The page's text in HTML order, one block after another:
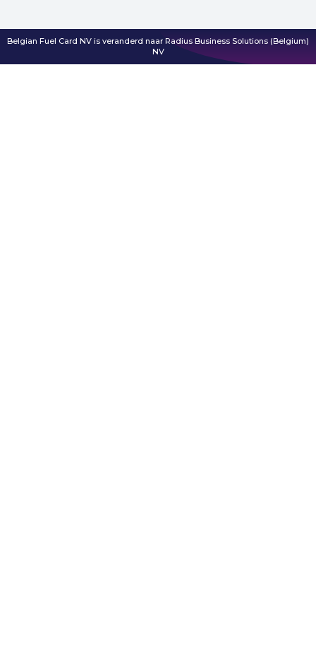
Belgian Fuel Card NV is veranderd naar Radius Business Solutions (Belgium)
NV